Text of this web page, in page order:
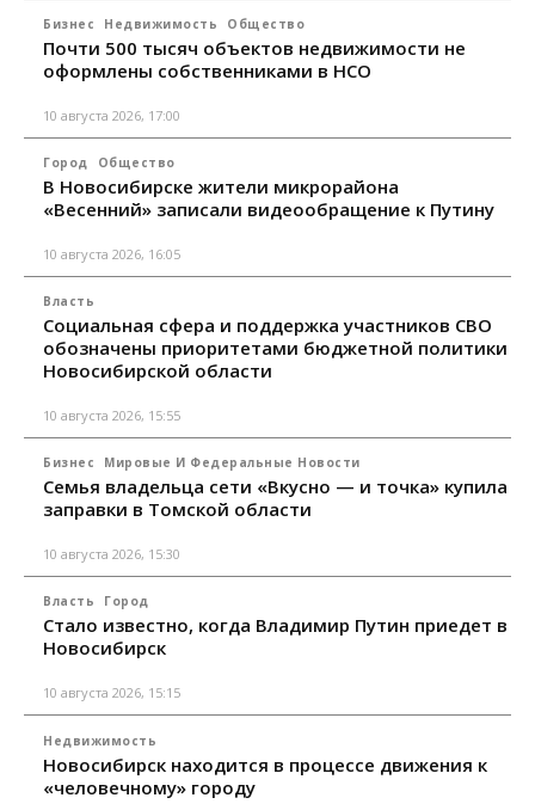
Бизнес Недвижимость Общество
Почти 500 тысяч объектов недвижимости не
оформлены собственниками в НСО
10 августа 2026, 17:00
Город Общество
В Новосибирске жители микрорайона
«Весенний» записали видеообращение к Путину
10 августа 2026, 16:05
Власть
Социальная сфера и поддержка участников СВО
обозначены приоритетами бюджетной политики
Новосибирской области
10 августа 2026, 15:55
Бизнес Мировые И Федеральные Новости
Семья владельца сети «Вкусно — и точка» купила
заправки в Томской области
10 августа 2026, 15:30
Власть Город
Стало известно, когда Владимир Путин приедет в
Новосибирск
10 августа 2026, 15:15
Недвижимость
Новосибирск находится в процессе движения к
«человечному» городу